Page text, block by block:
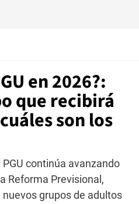
en 2026?:
que recibirá
son los
continúa avanzando
Reforma Previsional,
grupos de adultos